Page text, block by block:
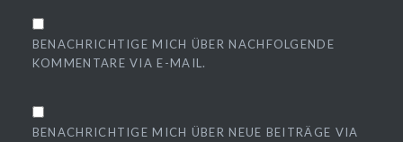
BENACHRICHTIGE MICH ÜBER NACHFOLGENDE
KOMMENTARE VIA E-MAIL.
BENACHRICHTIGE MICH ÜBER NEUE BEITRÄGE VIA